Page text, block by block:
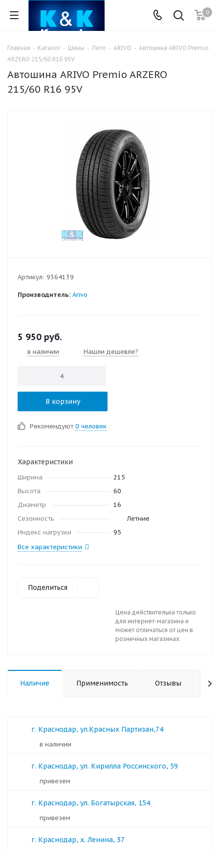
0
Главная - Каталог - Шины - Лето - ARIVO - Автошина ARIVO Premio
ARZERO 215/60 R16 95V
Автошина ARIVO Premio ARZERO
215/60 R16 95V
Артикул: 9364139
Производитель: Arivo
5 950 руб.
в наличии Нашли дешевле?
В корзину
Рекомендуют 0 человек
Характеристики
Ширина
215
Высота
60
Диаметр
16
Сезонность
Летние
Индекс нагрузки
95
Все характеристики
Поделиться
Цена действительна только
для интернет-магазина и
может отличаться от цен в
розничных магазинах
Наличие Применимость Отзывы
г. Краснодар, ул.Красных Партизан,74
в наличии
г. Краснодар, ул. Кирилла Россинского, 59
Привезем
г. Краснодар, ул. Богатырская, 154
Привезем
г. Краснодар, х. Ленина, 37